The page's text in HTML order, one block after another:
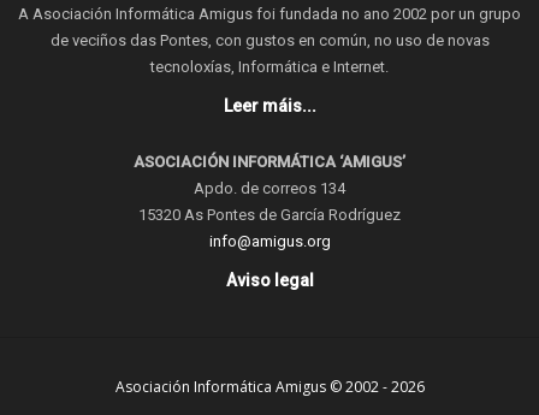
A Asociación Informática Amigus foi fundada no ano 2002 por un grupo
de veciños das Pontes, con gustos en común, no uso de novas
tecnoloxías, Informática e Internet.
Leer máis...
ASOCIACIÓN INFORMÁTICA ‘AMIGUS’
Apdo. de correos 134
15320 As Pontes de García Rodríguez
info@amigus.org
Aviso legal
Asociación Informática Amigus © 2002 - 2026